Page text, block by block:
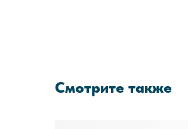
Смотрите также